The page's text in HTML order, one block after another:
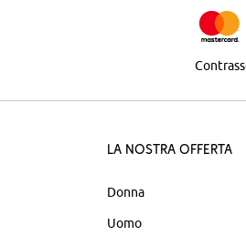
La nostra offerta
Donna
Uomo